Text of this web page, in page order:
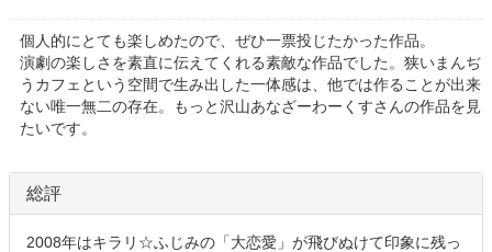
個人的にとても楽しめたので、ぜひ一票投じたかった作品。
演劇の楽しさを素直に伝えてくれる素敵な作品でした。狭いまんぢ
うカフェという空間で生み出した一体感は、他では作ることが出来
ない唯一無二の存在。もっと沢山あなざーわーくすさんの作品を見
たいです。
総評
2008年はキラリ☆ふじみの「大恋愛」が飛びぬけて印象に残っ